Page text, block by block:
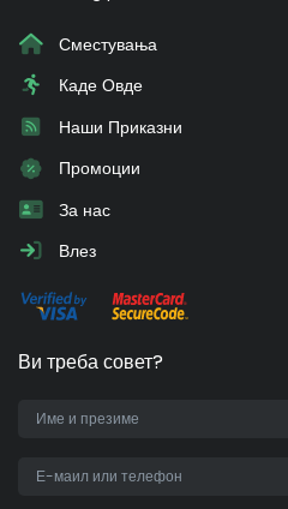
Сместувања
Каде Овде
Наши Приказни
Промоции
За нас
Влез
Ви треба совет?